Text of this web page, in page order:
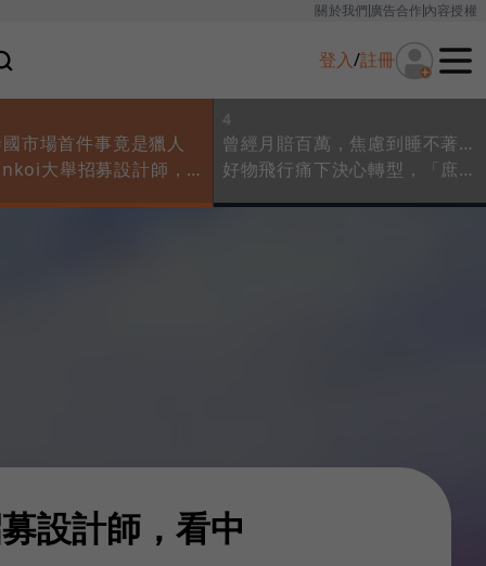
關於我們廣告合作內容授權
登入/註冊
市場首件事竟是獵人
大舉招募設計師，
4
曾經月賠百萬，焦慮到睡不著…
好物飛行痛下決心轉型，「庶民
設計師，看中